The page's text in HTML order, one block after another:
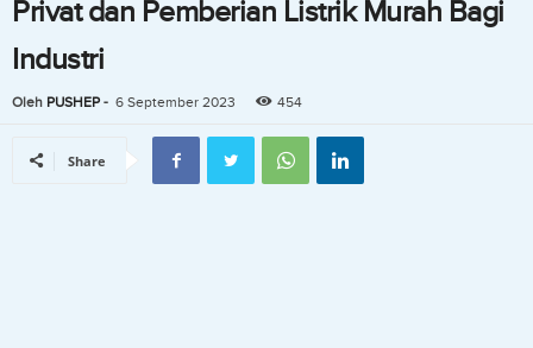
Privat dan Pemberian Listrik Murah Bagi
Industri
Oleh PUSHEP - 6 September 2023 454
Share